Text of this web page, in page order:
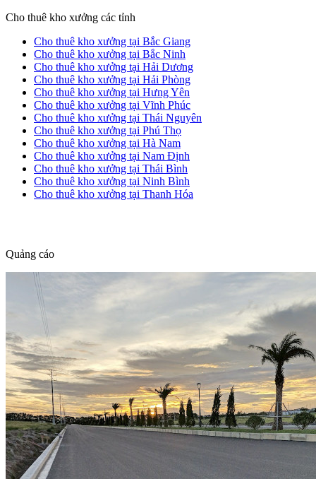
Cho thuê kho xưởng các tỉnh
Cho thuê kho xưởng tại Bắc Giang
Cho thuê kho xưởng tại Bắc Ninh
Cho thuê kho xưởng tại Hải Dương
Cho thuê kho xưởng tại Hải Phòng
Cho thuê kho xưởng tại Hưng Yên
Cho thuê kho xưởng tại Vĩnh Phúc
Cho thuê kho xưởng tại Thái Nguyên
Cho thuê kho xưởng tại Phú Thọ
Cho thuê kho xưởng tại Hà Nam
Cho thuê kho xưởng tại Nam Định
Cho thuê kho xưởng tại Thái Bình
Cho thuê kho xưởng tại Ninh Bình
Cho thuê kho xưởng tại Thanh Hóa
Quảng cáo